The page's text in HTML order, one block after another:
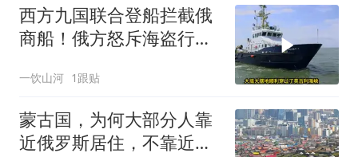
西方九国联合登船拦截俄
商船！俄方怒斥海盗行
难道只能认栽？
一饮山河 1跟贴
蒙古国，为何大部分人靠
近俄罗斯居住，不靠近中